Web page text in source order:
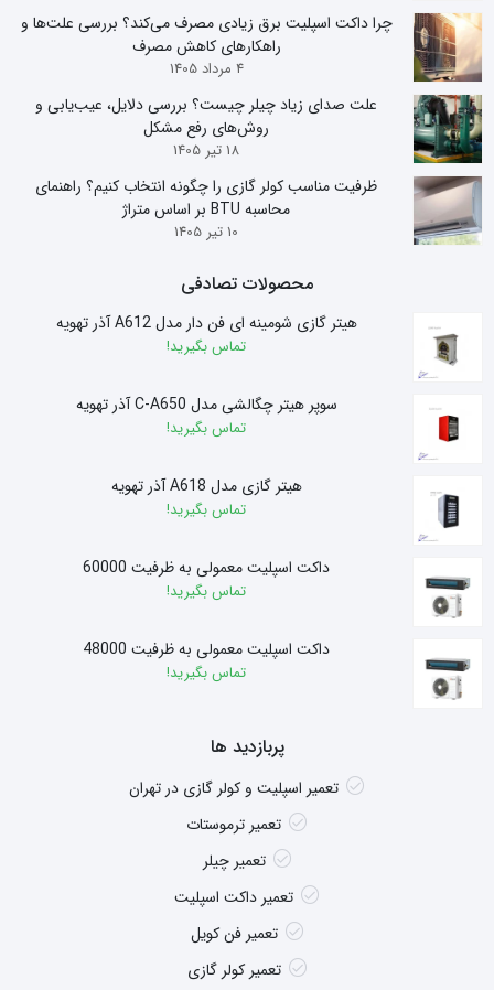
چرا داکت اسپلیت برق زیادی مصرف می‌کند؟ بررسی علت‌ها و
راهکارهای کاهش مصرف
4 مرداد 1405
علت صدای زیاد چیلر چیست؟ بررسی دلایل، عیب‌یابی و
روش‌های رفع مشکل
18 تیر 1405
ظرفیت مناسب کولر گازی را چگونه انتخاب کنیم؟ راهنمای
محاسبه BTU بر اساس متراژ
10 تیر 1405
محصولات تصادفی
هیتر گازی شومینه ای فن دار مدل A612 آذر تهویه
تماس بگیرید!
سوپر هیتر چگالشی مدل C-A650 آذر تهویه
تماس بگیرید!
هیتر گازی مدل A618 آذر تهویه
تماس بگیرید!
داکت اسپلیت معمولی به ظرفیت 60000
تماس بگیرید!
داکت اسپلیت معمولی به ظرفیت 48000
تماس بگیرید!
پربازدید ها
تعمیر اسپلیت و کولر گازی در تهران
تعمیر ترموستات
تعمیر چیلر
تعمیر داکت اسپلیت
تعمیر فن کویل
تعمیر کولر گازی